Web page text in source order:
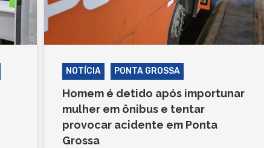
NOTÍCIA PONTA GROSSA
Homem é detido após importunar
mulher em ônibus e tentar
provocar acidente em Ponta
Grossa